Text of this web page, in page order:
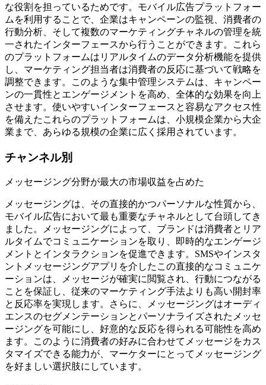
な役割を担っているためです。モバイル広告プラットフォー
ムを利用することで、企業はキャンペーンの監視、消費者の
行動分析、そして複数のマーケティングチャネルの管理を統
一されたインターフェースから行うことができます。これら
のプラットフォームはリアルタイムのデータ分析機能を提供
し、マーケティング担当者は消費者の反応に基づいて戦略を
調整できます。このような集中管理システムは、キャンペー
ンの一貫性とエンゲージメントを高め、全体的な効果を向上
させます。使いやすいインターフェースと容易なアクセス性
を備えたこれらのプラットフォームは、小規模企業から大企
業まで、あらゆる規模の企業に広く採用されています。
チャンネル別
メッセージング分野が最大の市場収益を占めた
メッセージングは​​、その直接的かつパーソナルな性質から、
モバイル広告において最も重要なチャネルとして台頭してき
ました。メッセージングによって、ブランドは消費者とリア
ルタイムでコミュニケーションを取り、即時的なエンゲージ
メントとインタラクションを促進できます。SMSやインスタ
ントメッセージングアプリを介したこの直接的なコミュニケ
ーションは、メッセージが確実に閲覧され、行動につながる
ことを保証し、従来のマーケティング手法よりも高い開封率
と反応率を実現します。さらに、メッセージングは​​オーディ
エンスのセグメンテーションとパーソナライズされたメッセ
ージングを可能にし、好意的な反応を得られる可能性を高め
ます。このように消費者の好みに合わせてメッセージをカス
タマイズできる能力が、マーケターにとってメッセージング
を好ましい選択肢にしています。